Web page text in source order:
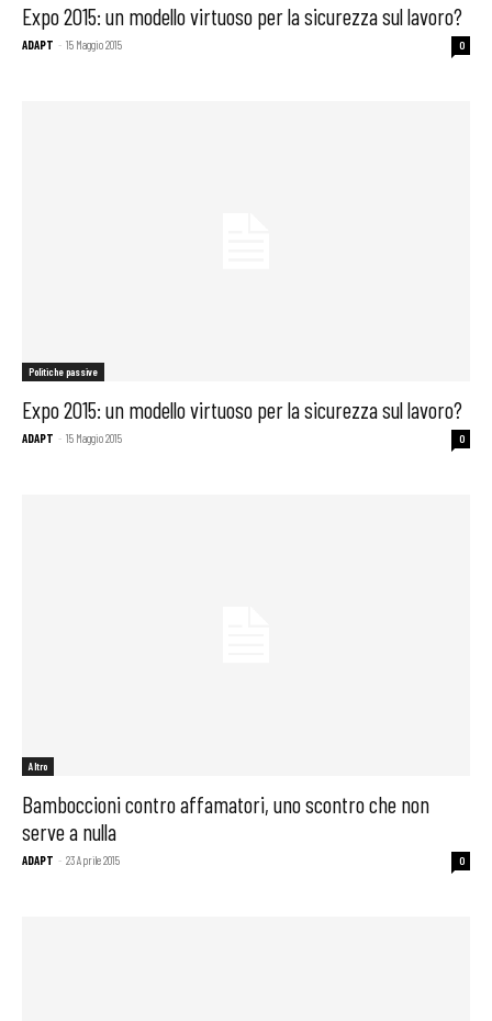
Expo 2015: un modello virtuoso per la sicurezza sul lavoro?
ADAPT - 15 Maggio 2015 0
Politiche passive
Expo 2015: un modello virtuoso per la sicurezza sul lavoro?
ADAPT - 15 Maggio 2015 0
Altro
Bamboccioni contro affamatori, uno scontro che non
serve a nulla
ADAPT - 23 Aprile 2015 0